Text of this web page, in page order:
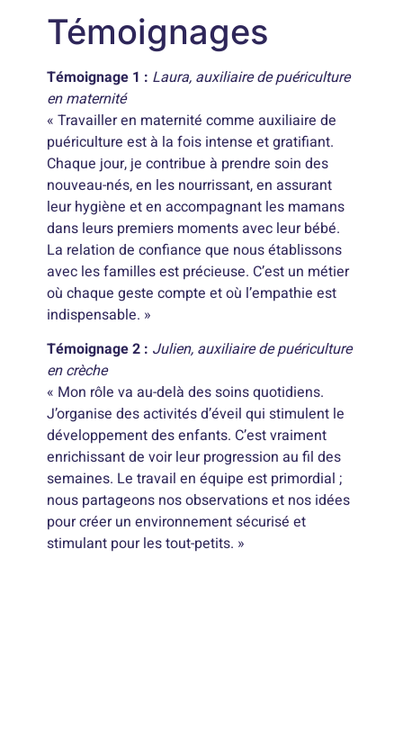
Témoignages
Témoignage 1 : Laura, auxiliaire de puériculture
en maternité
« Travailler en maternité comme auxiliaire de
puériculture est à la fois intense et gratifiant.
Chaque jour, je contribue à prendre soin des
nouveau-nés, en les nourrissant, en assurant
leur hygiène et en accompagnant les mamans
dans leurs premiers moments avec leur bébé.
La relation de confiance que nous établissons
avec les familles est précieuse. C’est un métier
où chaque geste compte et où l’empathie est
indispensable. »
Témoignage 2 : Julien, auxiliaire de puériculture
en crèche
« Mon rôle va au-delà des soins quotidiens.
J’organise des activités d’éveil qui stimulent le
développement des enfants. C’est vraiment
enrichissant de voir leur progression au fil des
semaines. Le travail en équipe est primordial ;
nous partageons nos observations et nos idées
pour créer un environnement sécurisé et
stimulant pour les tout-petits. »